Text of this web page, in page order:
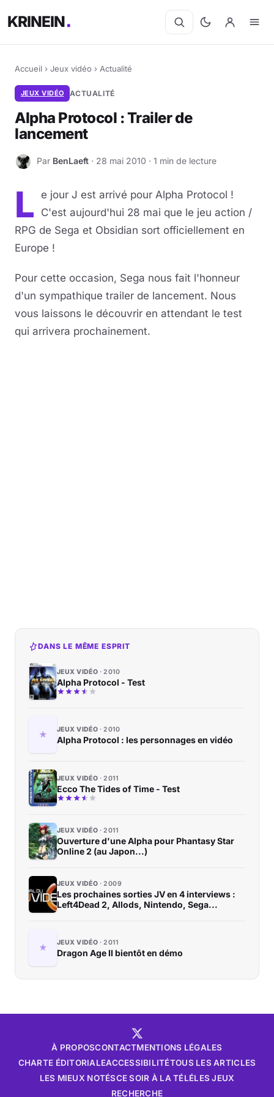
KRINEIN
Accueil › Jeux vidéo › Actualité
JEUX VIDÉO ACTUALITÉ
Alpha Protocol : Trailer de
lancement
B Par BenLaeft · 28 mai 2010 · 1 min de lecture
L
e jour J est arrivé pour Alpha Protocol !
C'est aujourd'hui 28 mai que le jeu action /
RPG de Sega et Obsidian sort officiellement en
Europe !
Pour cette occasion, Sega nous fait l'honneur
d'un sympathique trailer de lancement. Nous
vous laissons le découvrir en attendant le test
qui arrivera prochainement.
DANS LE MÊME ESPRIT
JEUX VIDÉO 2010
Alpha Protocol - Test
JEUX VIDÉO 2010
Alpha Protocol : les personnages en vidéo
JEUX VIDÉO 2011
Ecco The Tides of Time - Test
JEUX VIDÉO 2011
Ouverture d'une Alpha pour Phantasy Star
Online 2 (au Japon...)
JEUX VIDÉO 2009
Les prochaines sorties JV en 4 interviews :
Left4Dead 2, Allods, Nintendo, Sega...
JEUX VIDÉO 2011
Dragon Age II bientôt en démo
À PROPOSCONTACTMENTIONS LÉGALES
CHARTE ÉDITORIALEACCESSIBILITÉTOUS LES ARTICLES
LES MIEUX NOTÉSCE SOIR À LA TÉLÉLES JEUX
RECHERCHE